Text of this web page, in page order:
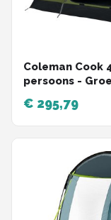
Coleman Cook
persoons -
€ 295,79